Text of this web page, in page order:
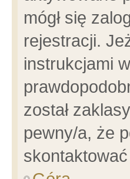
mógł się
rejestracji.
instrukcjami
został
pewny/a, że